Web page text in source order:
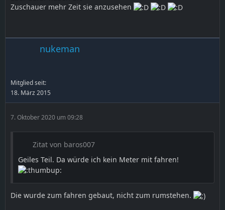
Zuschauer mehr Zeit sie anzusehen
nukeman
Mitglied seit:
18. März 2015
7. Oktober 2020 um 09:28
Zitat von baros007
Geiles Teil. Da würde ich kein Meter mit fahren!
Die wurde zum fahren gebaut, nicht zum rumstehen.